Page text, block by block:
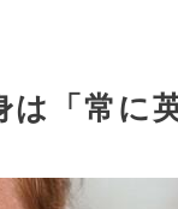
「常に